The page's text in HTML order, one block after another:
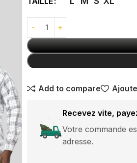
10,000CFA
Pantalon Jeans
Break Rules
15,000
pantalon
Jogging Grande
Add to compare
Recevez vite,
Votre commande
adresse.